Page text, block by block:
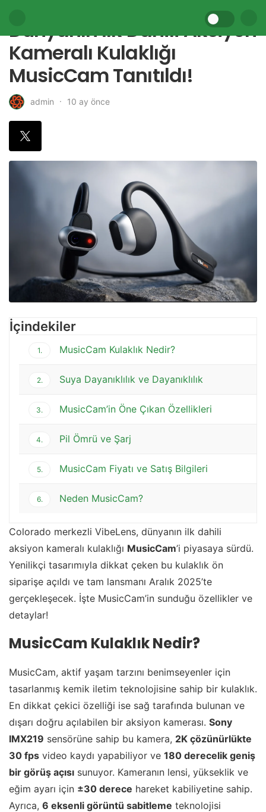
Dünyanın İlk Dahili Aksiyon
Kameralı Kulaklığı
MusicCam Tanıtıldı!
admin 10 ay önce
İçindekiler
1. MusicCam Kulaklık Nedir?
2. Suya Dayanıklılık ve Dayanıklılık
3. MusicCam’in Öne Çıkan Özellikleri
4. Pil Ömrü ve Şarj
5. MusicCam Fiyatı ve Satış Bilgileri
6. Neden MusicCam?
Colorado merkezli VibeLens, dünyanın ilk dahili
aksiyon kameralı kulaklığı MusicCam’i piyasaya sürdü.
Yenilikçi tasarımıyla dikkat çeken bu kulaklık ön
siparişe açıldı ve tam lansmanı Aralık 2025’te
gerçekleşecek. İşte MusicCam’in sunduğu özellikler ve
detaylar!
MusicCam Kulaklık Nedir?
MusicCam, aktif yaşam tarzını benimseyenler için
tasarlanmış kemik iletim teknolojisine sahip bir kulaklık.
En dikkat çekici özelliği ise sağ tarafında bulunan ve
dışarı doğru açılabilen bir aksiyon kamerası. Sony
IMX219 sensörüne sahip bu kamera, 2K çözünürlükte
30 fps video kaydı yapabiliyor ve 180 derecelik geniş
bir görüş açısı sunuyor. Kameranın lensi, yükseklik ve
eğim ayarı için ±30 derece hareket kabiliyetine sahip.
Ayrıca, 6 eksenli görüntü sabitleme teknolojisi